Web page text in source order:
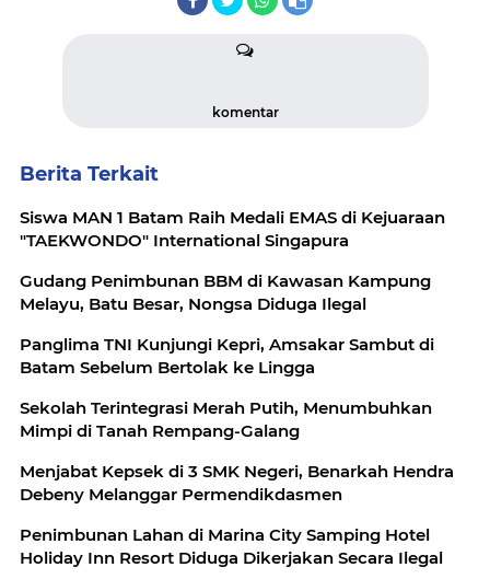
komentar
Berita Terkait
Siswa MAN 1 Batam Raih Medali EMAS di Kejuaraan
"TAEKWONDO" International Singapura
Gudang Penimbunan BBM di Kawasan Kampung
Melayu, Batu Besar, Nongsa Diduga Ilegal
Panglima TNI Kunjungi Kepri, Amsakar Sambut di
Batam Sebelum Bertolak ke Lingga
Sekolah Terintegrasi Merah Putih, Menumbuhkan
Mimpi di Tanah Rempang-Galang
Menjabat Kepsek di 3 SMK Negeri, Benarkah Hendra
Debeny Melanggar Permendikdasmen
Penimbunan Lahan di Marina City Samping Hotel
Holiday Inn Resort Diduga Dikerjakan Secara Ilegal